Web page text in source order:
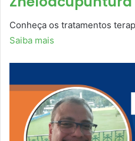
Conheça os tratamentos
Saiba mais